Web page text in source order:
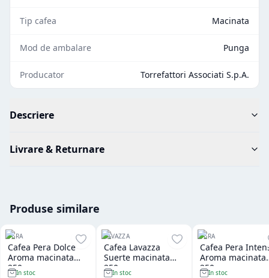
Tip cafea Macinata
Mod de ambalare Punga
Producator Torrefattori Associati S.p.A.
Descriere
Livrare & Returnare
Produse similare
PERA
Cafea Pera Dolce
Aroma macinata
250 gr
In stoc
LAVAZZA
Cafea Lavazza
Suerte macinata
250 gr
In stoc
PERA
Cafea Pera
Aroma macinata
250 gr
In stoc